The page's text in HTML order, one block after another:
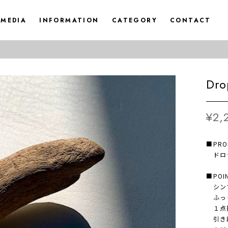
MEDIA INFORMATION CATEGORY CONTACT
ドロ
シン
ふっ
１点
引き